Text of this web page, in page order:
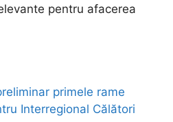
pentru afacerea
primele rame
Interregional Călători